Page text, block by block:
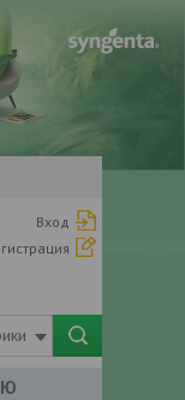
Вход